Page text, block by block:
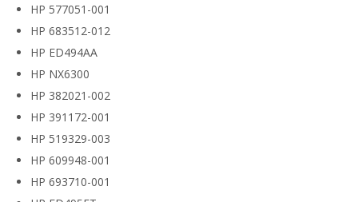
HP 577051-001
HP 683512-012
HP ED494AA
HP NX6300
HP 382021-002
HP 391172-001
HP 519329-003
HP 609948-001
HP 693710-001